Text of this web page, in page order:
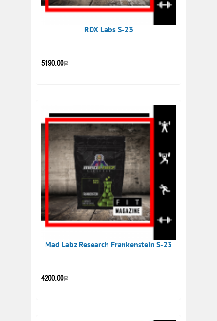
RDX Labs S-23
5190.00Р
Mad Labz Research Frankenstein S-23
4200.00Р